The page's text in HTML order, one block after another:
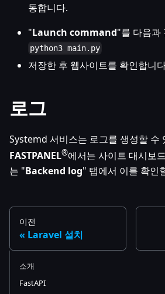
동합니다.
"Launch command"를 다음과
python3 main.py
저장한 후 웹사이트를 확인합니
로그
Systemd 서비스는 로그를 생성할 수
FASTPANEL®에서는 사이트 대시보
는 "Backend log" 탭에서 이를 확인
이전
Laravel 설치
소개
FastAPI